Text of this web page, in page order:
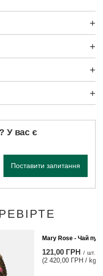
У вас є
Поставити запитання
Mary Rose - Чай
121,00 ГРН / шт.
(2 420,00 ГРН / kg)